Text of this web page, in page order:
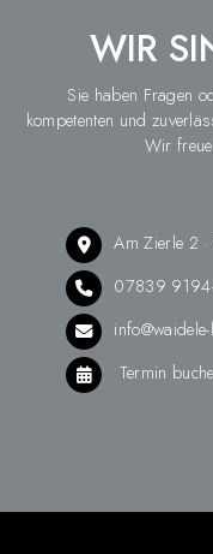
WIR
Sie haben Fragen
kompetenten und
Wir
Am Zierle 2
07839
Termin